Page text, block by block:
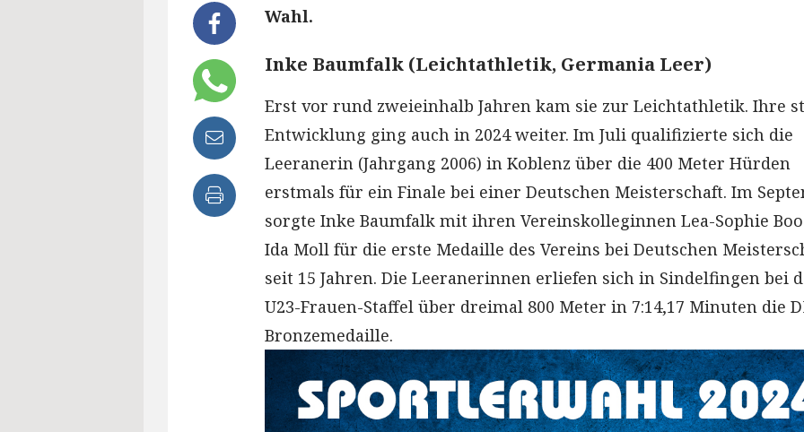
Wahl.
Inke Baumfalk (Leichtathletik, Germania Leer)
Erst vor rund zweieinhalb Jahren kam sie zur Leichtathletik. Ihre
Entwicklung ging auch in 2024 weiter. Im Juli qualifizierte sich die
Leeranerin (Jahrgang 2006) in Koblenz über die 400 Meter Hürden
erstmals für ein Finale bei einer Deutschen Meisterschaft. Im
sorgte Inke Baumfalk mit ihren Vereinskolleginnen Lea-Sophie
Ida Moll für die erste Medaille des Vereins bei Deutschen
seit 15 Jahren. Die Leeranerinnen erliefen sich in Sindelfingen bei
U23-Frauen-Staffel über dreimal 800 Meter in 7:14,17 Minuten die
Bronzemedaille.